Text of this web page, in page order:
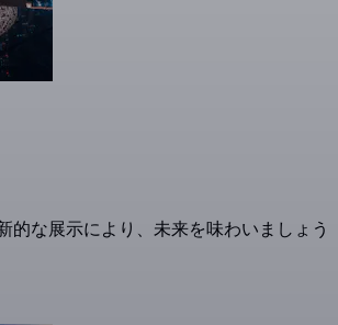
的な展示により、未来を味わいましょう